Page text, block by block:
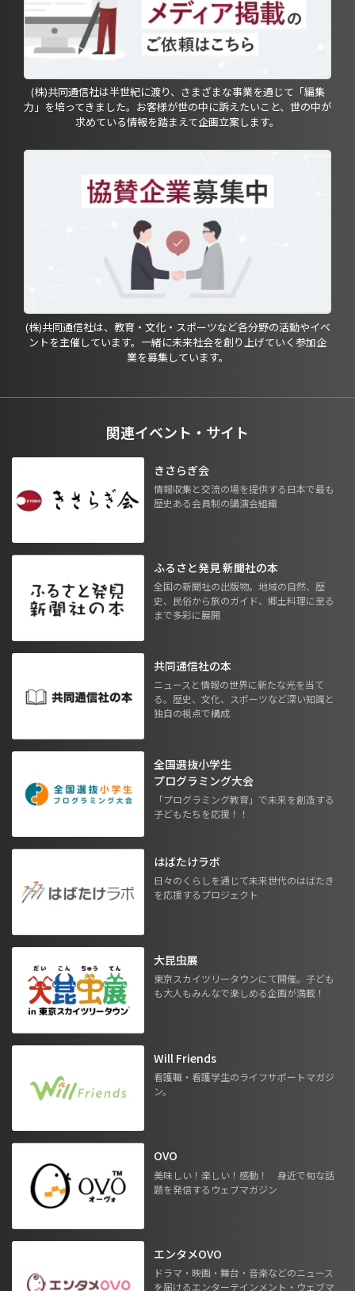
(株)共同通信社は半世紀に渡り、さまざまな事業を通じて「編集
力」を培ってきました。お客様が世の中に訴えたいこと、世の中が
求めている情報を踏まえて企画立案します。
(株)共同通信社は、教育・文化・スポーツなど各分野の活動やイベ
ントを主催しています。一緒に未来社会を創り上げていく参加企
業を募集しています。
関連イベント・サイト
きさらぎ会
情報収集と交流の場を提供する日本で最も
歴史ある会員制の講演会組織
ふるさと発見 新聞社の本
全国の新聞社の出版物。地域の自然、歴
史、民俗から旅のガイド、郷土料理に至る
まで多彩に展開
共同通信社の本
ニュースと情報の世界に新たな光を当て
る。歴史、文化、スポーツなど深い知識と
独自の視点で構成
全国選抜小学生
プログラミング大会
「プログラミング教育」で未来を創造する
子どもたちを応援！！
はばたけラボ
日々のくらしを通じて未来世代のはばたき
を応援するプロジェクト
大昆虫展
東京スカイツリータウンにて開催。子ども
も大人もみんなで楽しめる企画が満載！
Will Friends
看護職・看護学生のライフサポートマガジ
ン。
OVO
美味しい！楽しい！感動！ 身近で旬な話
題を発信するウェブマガジン
エンタメOVO
ドラマ・映画・舞台・音楽などのニュース
を届けるエンターテインメント・ウェブマ